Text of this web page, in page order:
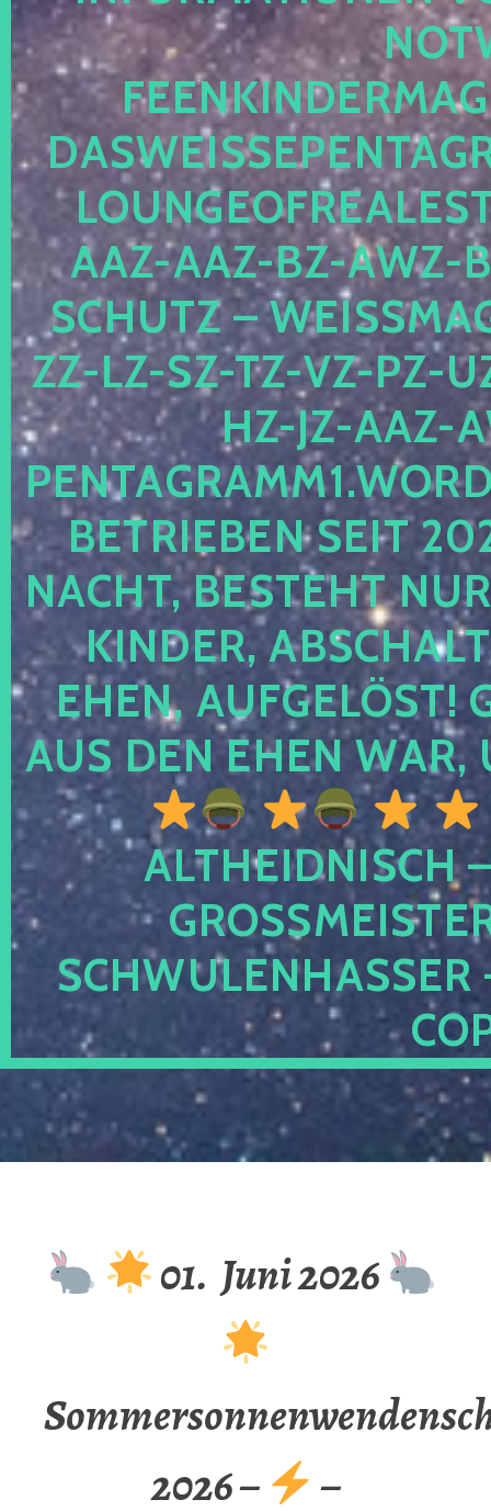
AZ-AAZ-BZ-AWZ-
CHUTZ –
-LZ-SZ-TZ-VZ-PZ-UZ-
-JZ-AAZ-
TRIEBEN SEIT 2024
CHT, BESTEHT NUR
NDER,
EN, AUFGELÖST!
S DEN EHEN WAR,
ALTHEIDNISCH
CHWULENHASSER
01. Juni 2026
2026 –
–